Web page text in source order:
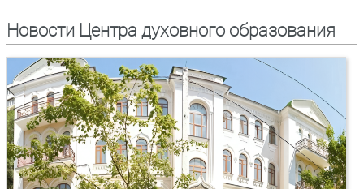
Новости Центра духовного образования